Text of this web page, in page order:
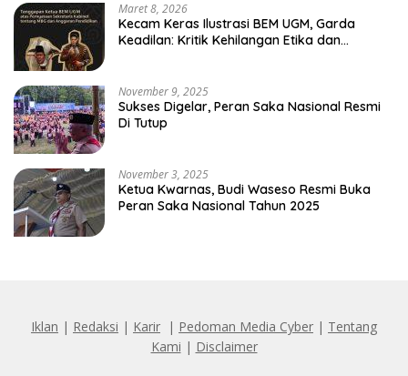
Maret 8, 2026
Kecam Keras Ilustrasi BEM UGM, Garda
Keadilan: Kritik Kehilangan Etika dan
November 9, 2025
Sukses Digelar, Peran Saka Nasional Resmi
Di Tutup
November 3, 2025
Ketua Kwarnas, Budi Waseso Resmi Buka
Peran Saka Nasional Tahun 2025
Iklan | Redaksi | Karir | Pedoman Media Cyber | Tentang
Kami | Disclaimer